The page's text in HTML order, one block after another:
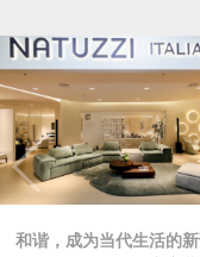
和谐，成为当代生活的新